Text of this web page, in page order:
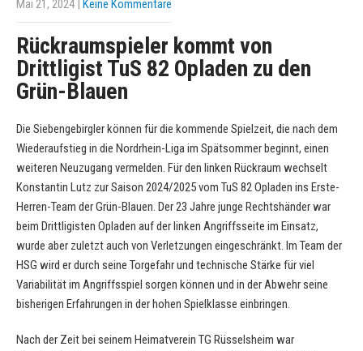
Mai 21, 2024| Keine Kommentare
Rückraumspieler kommt von
Drittligist TuS 82 Opladen zu den
Grün-Blauen
Die Siebengebirgler können für die kommende Spielzeit, die nach dem
Wiederaufstieg in die Nordrhein-Liga im Spätsommer beginnt, einen
weiteren Neuzugang vermelden. Für den linken Rückraum wechselt
Konstantin Lutz zur Saison 2024/2025 vom TuS 82 Opladen ins Erste-
Herren-Team der Grün-Blauen. Der 23 Jahre junge Rechtshänder war
beim Drittligisten Opladen auf der linken Angriffsseite im Einsatz,
wurde aber zuletzt auch von Verletzungen eingeschränkt. Im Team der
HSG wird er durch seine Torgefahr und technische Stärke für viel
Variabilität im Angriffsspiel sorgen können und in der Abwehr seine
bisherigen Erfahrungen in der hohen Spielklasse einbringen.
Nach der Zeit bei seinem Heimatverein TG Rüsselsheim war